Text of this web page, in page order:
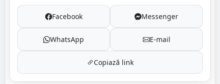
Facebook Messenger
WhatsApp E-mail
Copiază link